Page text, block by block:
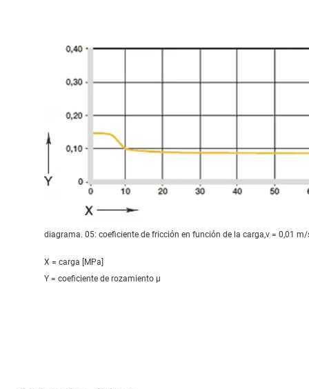
diagrama. 05: coeficiente de fricción en función de la carga,v = 0,01 m/
X = carga [MPa]
Y = coeficiente de rozamiento μ